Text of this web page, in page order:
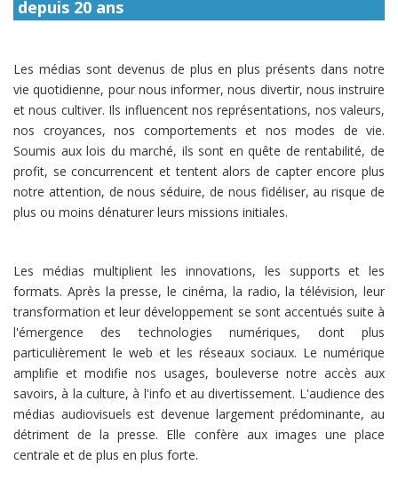
depuis 20 ans
Les médias sont devenus de plus en plus présents dans notre
vie quotidienne, pour nous informer, nous divertir, nous instruire
et nous cultiver. Ils influencent nos représentations, nos valeurs,
nos croyances, nos comportements et nos modes de vie.
Soumis aux lois du marché, ils sont en quête de rentabilité, de
profit, se concurrencent et tentent alors de capter encore plus
notre attention, de nous séduire, de nous fidéliser, au risque de
plus ou moins dénaturer leurs missions initiales.
Les médias multiplient les innovations, les supports et les
formats. Après la presse, le cinéma, la radio, la télévision, leur
transformation et leur développement se sont accentués suite à
l'émergence des technologies numériques, dont plus
particulièrement le web et les réseaux sociaux. Le numérique
amplifie et modifie nos usages, bouleverse notre accès aux
savoirs, à la culture, à l'info et au divertissement. L'audience des
médias audiovisuels est devenue largement prédominante, au
détriment de la presse. Elle confère aux images une place
centrale et de plus en plus forte.